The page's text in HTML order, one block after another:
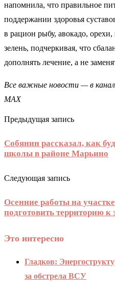
напомнила, что правильное
поддержании здоровья
в рацион рыбу, авокадо,
зелень, подчеркивая, что
дополнять лечение, а не
Все важные новости — в
МАХ
Предыдущая запись
Собянин рассказал, как
школы в районе Марьино
Следующая запись
Осенние работы на
подготовить территорию к
Это интересно
Гладков:
за обстрела ВСУ